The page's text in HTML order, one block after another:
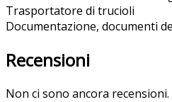
Trasportatore di trucioli
Documentazione, documenti
Recensioni
Non ci sono ancora recensioni.